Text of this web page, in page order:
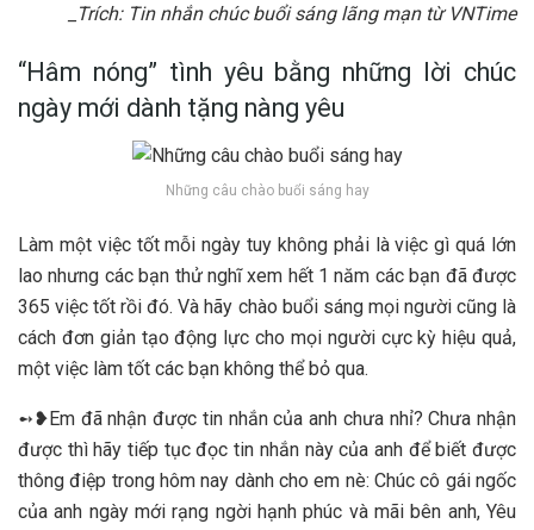
_Trích: Tin nhắn chúc buổi sáng lãng mạn từ VNTime
“Hâm nóng” tình yêu bằng những lời chúc
ngày mới dành tặng nàng yêu
Những câu chào buổi sáng hay
Làm một việc tốt mỗi ngày tuy không phải là việc gì quá lớn
lao nhưng các bạn thử nghĩ xem hết 1 năm các bạn đã được
365 việc tốt rồi đó. Và hãy chào buổi sáng mọi người cũng là
cách đơn giản tạo động lực cho mọi người cực kỳ hiệu quả,
một việc làm tốt các bạn không thể bỏ qua.
➻❥Em đã nhận được tin nhắn của anh chưa nhỉ? Chưa nhận
được thì hãy tiếp tục đọc tin nhắn này của anh để biết được
thông điệp trong hôm nay dành cho em nè: Chúc cô gái ngốc
của anh ngày mới rạng ngời hạnh phúc và mãi bên anh, Yêu